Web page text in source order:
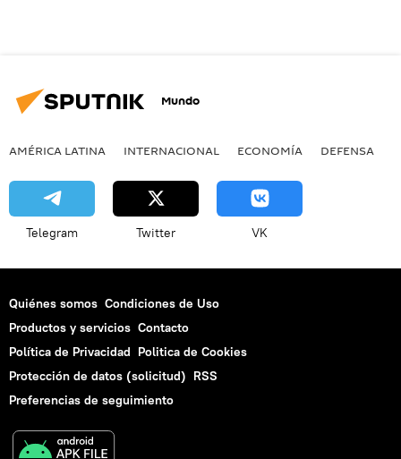
Mundo
AMÉRICA LATINA INTERNACIONAL ECONOMÍA DEFENSA
Telegram Twitter VK
Quiénes somos Condiciones de Uso
Productos y servicios Contacto
Política de Privacidad Politica de Cookies
Protección de datos (solicitud) RSS
Preferencias de seguimiento